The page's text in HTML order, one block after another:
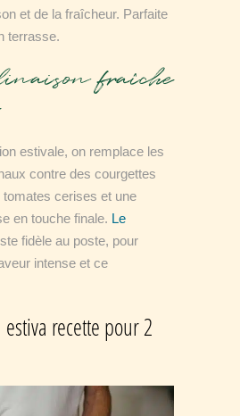
et de la fraîcheur. Parfaite
terrasse.
fraîche
estivale, on remplace les
contre des courgettes
cerises et une
en touche finale. Le
fidèle au poste, pour
intense et ce
recette pour 2